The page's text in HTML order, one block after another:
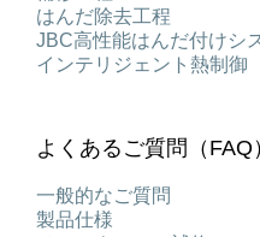
はんだ除去工程
JBC高性能はんだ付けシ
インテリジェント熱制御
よくあるご質問（FAQ
一般的なご質問
製品仕様